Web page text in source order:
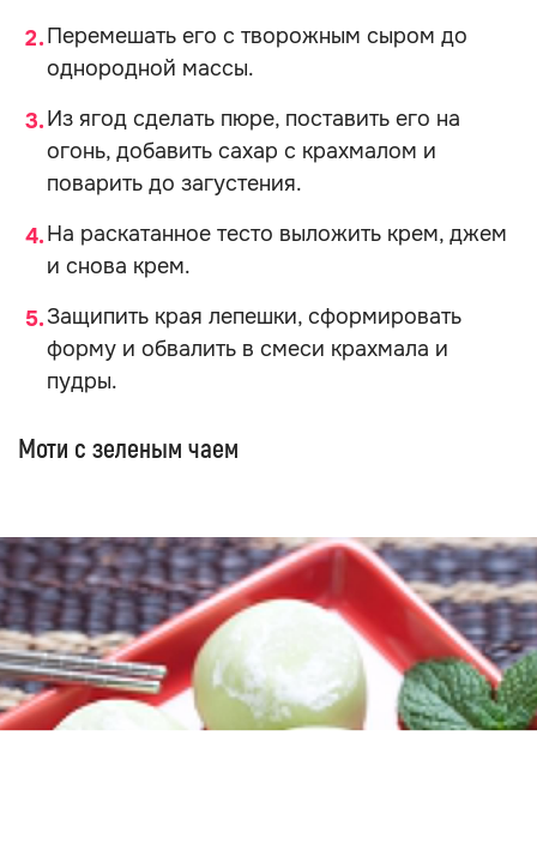
Перемешать его с творожным сыром до
однородной массы.
Из ягод сделать пюре, поставить его на
огонь, добавить сахар с крахмалом и
поварить до загустения.
На раскатанное тесто выложить крем, джем
и снова крем.
Защипить края лепешки, сформировать
форму и обвалить в смеси крахмала и
пудры.
Моти с зеленым чаем